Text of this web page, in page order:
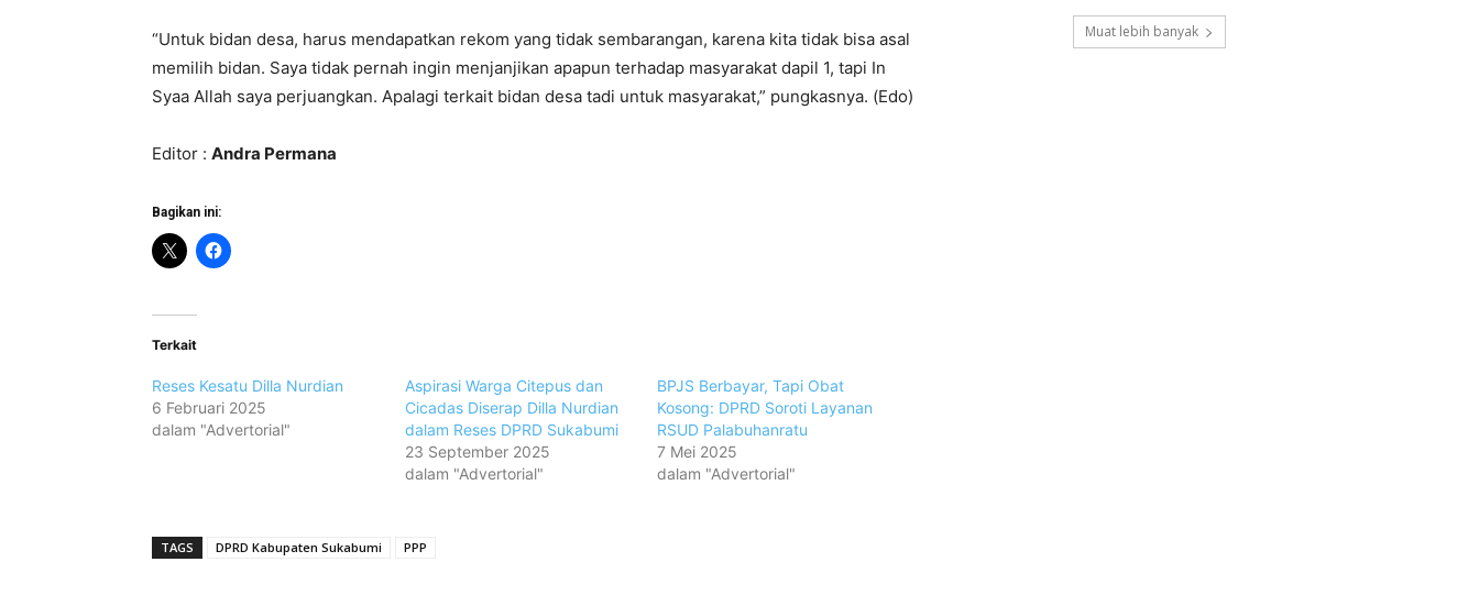
“Untuk bidan desa, harus mendapatkan rekom yang tidak sembarangan, karena kita tidak bisa asal
memilih bidan. Saya tidak pernah ingin menjanjikan apapun terhadap masyarakat dapil 1, tapi In
Syaa Allah saya perjuangkan. Apalagi terkait bidan desa tadi untuk masyarakat,” pungkasnya. (Edo)
Editor : Andra Permana
Bagikan ini:
Terkait
Reses Kesatu Dilla Nurdian
6 Februari 2025
dalam "Advertorial"
Aspirasi Warga Citepus dan
Cicadas Diserap Dilla Nurdian
dalam Reses DPRD Sukabumi
23 September 2025
dalam "Advertorial"
BPJS Berbayar, Tapi Obat
Kosong: DPRD Soroti Layanan
RSUD Palabuhanratu
7 Mei 2025
dalam "Advertorial"
TAGS DPRD Kabupaten Sukabumi PPP
Muat lebih banyak